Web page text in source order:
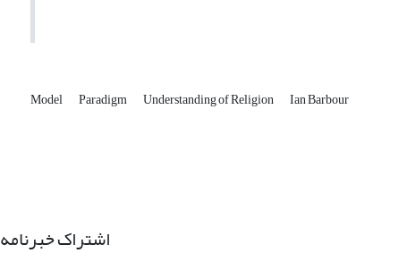
Model Paradigm Understanding of Religion Ian Barbour
اشتراک خبرنامه